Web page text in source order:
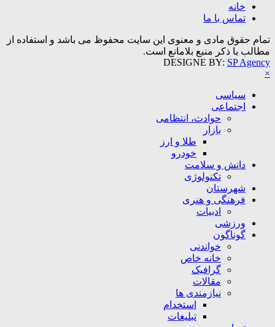
خانه
تماس با ما
تمام حقوق مادی و معنوی این سایت محفوظ می باشد و استفاده از
مطالب با ذکر منبع بلامانع است.
DESIGNE BY: SP Agency
×
سیاسی
اجتماعی
حوادث، انتظامی
بازار
طلا و ارز
خودرو
دانش و سلامت
تکنولوژی
شهرستان
فرهنگی و هنری
ادبیات
ورزشی
گوناگون
خواندنی
خانه خاص
گرافیک
مقالات
نیازمندی ها
استخدام
تبلیغات